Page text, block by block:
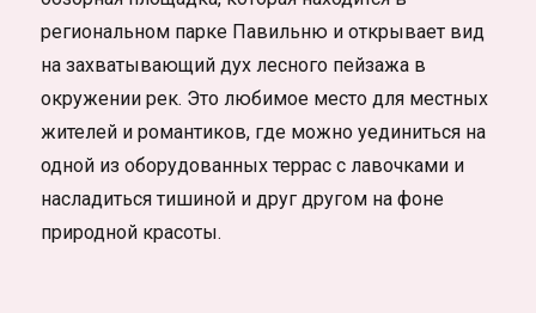
региональном парке Павильню и открывает вид
на захватывающий дух лесного пейзажа в
окружении рек. Это любимое место для местных
жителей и романтиков, где можно уединиться на
одной из оборудованных террас с лавочками и
насладиться тишиной и друг другом на фоне
природной красоты.